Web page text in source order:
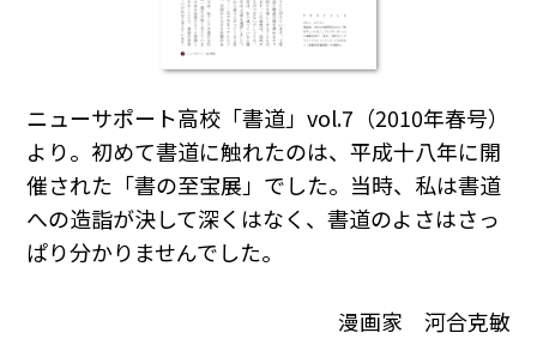
ニューサポート高校「書道」vol.7（2010年春号）
より。初めて書道に触れたのは、平成十八年に開
催された「書の至宝展」でした。当時、私は書道
への造詣が決して深くはなく、書道のよさはさっ
ぱり分かりませんでした。
漫画家 河合克敏